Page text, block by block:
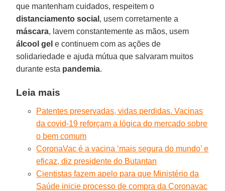
que mantenham cuidados, respeitem o
distanciamento social , usem corretamente a
máscara, lavem constantemente as mãos, usem
álcool gel e continuem com as ações de
solidariedade e ajuda mútua que salvaram muitos
durante esta pandemia.
Leia mais
Patentes preservadas, vidas perdidas. Vacinas
da covid-19 reforçam a lógica do mercado sobre
o bem comum
CoronaVac é a vacina ‘mais segura do mundo’ e
eficaz, diz presidente do Butantan
Cientistas fazem apelo para que Ministério da
Saúde inicie processo de compra da Coronavac